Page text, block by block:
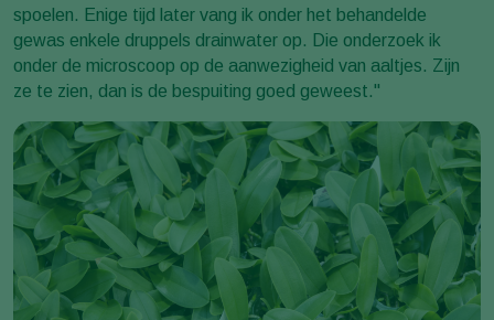
spoelen. Enige tijd later vang ik onder het behandelde
gewas enkele druppels drainwater op. Die onderzoek ik
onder de microscoop op de aanwezigheid van aaltjes. Zijn
ze te zien, dan is de bespuiting goed geweest."